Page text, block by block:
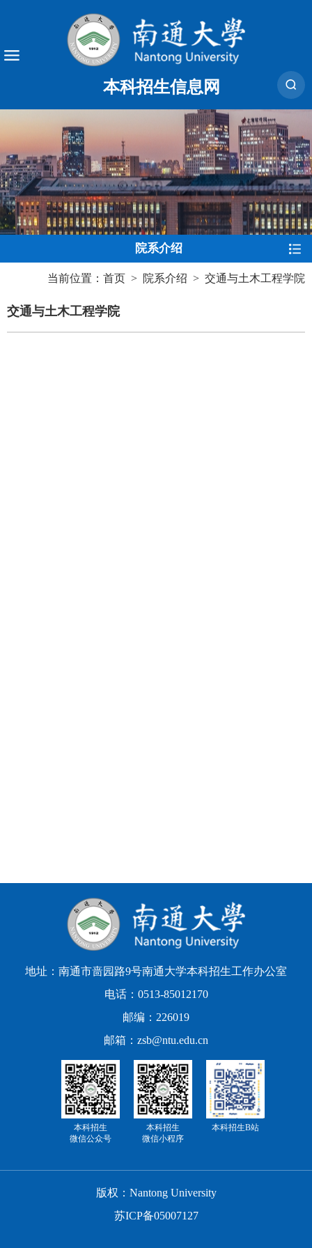
本科招生信息网
院系介绍
当前位置： 首页 > 院系介绍 > 交通与土木工程学院
交通与土木工程学院
地址：南通市啬园路9号南通大学本科招生工作办公室
电话：0513-85012170
邮编：226019
邮箱：zsb@ntu.edu.cn
本科招生
微信公众号
本科招生
微信小程序
本科招生B站
版权：Nantong University
苏ICP备05007127